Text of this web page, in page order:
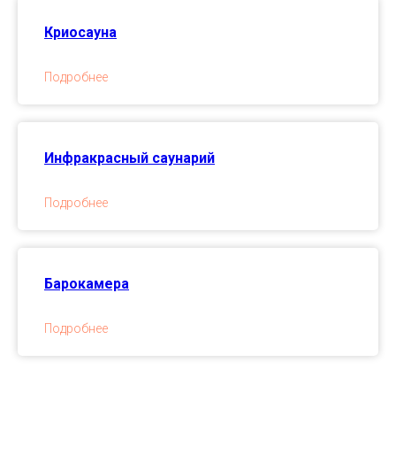
Криосауна
Подробнее
Инфракрасный саунарий
Подробнее
Барокамера
Подробнее